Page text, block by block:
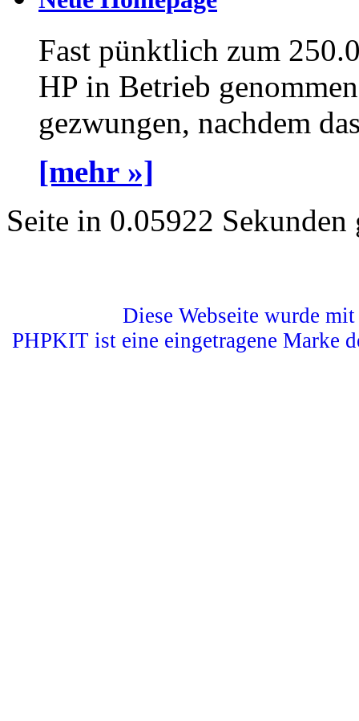
Fast pünktlich zum
HP in Betrieb
gezwungen, nachdem
[mehr »]
Seite in 0.05922 Sekunden
Diese Webseite wurde
PHPKIT ist eine eingetragene Marke